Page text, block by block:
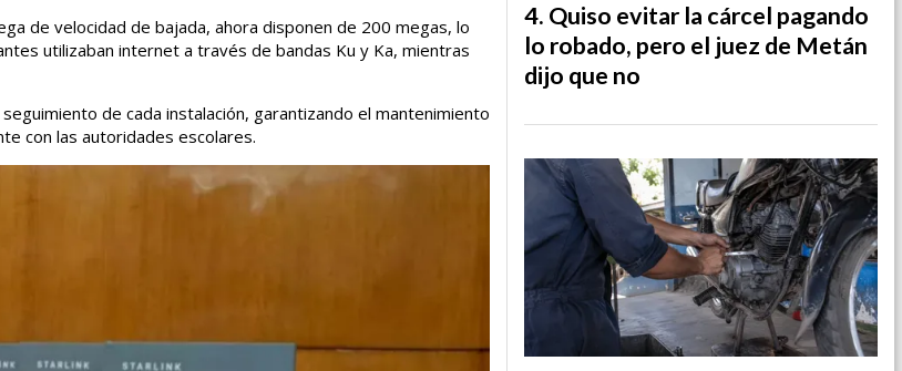
de velocidad de bajada, ahora disponen de 200 megas, lo
utilizaban internet a través de bandas Ku y Ka, mientras
de cada instalación, garantizando el mantenimiento
con las autoridades escolares.
Quiso evitar la cárcel pagando
lo robado, pero el juez de Metán
dijo que no